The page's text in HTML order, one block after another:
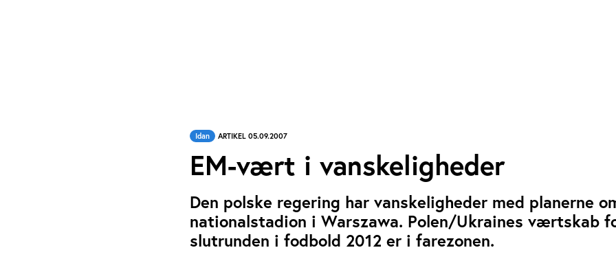
Idan ARTIKEL 05.09.2007
EM-vært i vanskeligheder
Den polske regering har vanskeligheder med planerne
nationalstadion i Warszawa. Polen/Ukraines værtskab
slutrunden i fodbold 2012 er i farezonen.